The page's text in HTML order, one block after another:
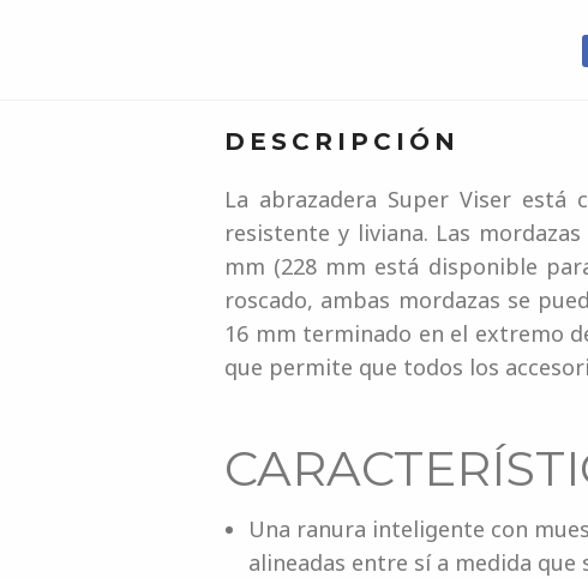
DESCRIPCIÓN
La abrazadera Super Viser
resistente y liviana. Las
mm (228 mm está disponible
roscado, ambas mordazas se
16 mm terminado en el extremo
que permite que todos los
Una ranura inteligente con
alineadas entre sí a medida que